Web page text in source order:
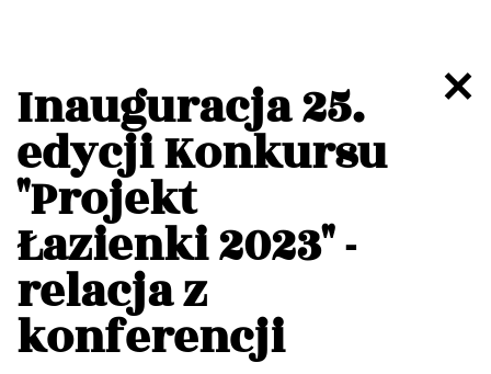
Inauguracja 25.
edycji Konkursu
"Projekt
Łazienki 2023" -
relacja z
konferencji